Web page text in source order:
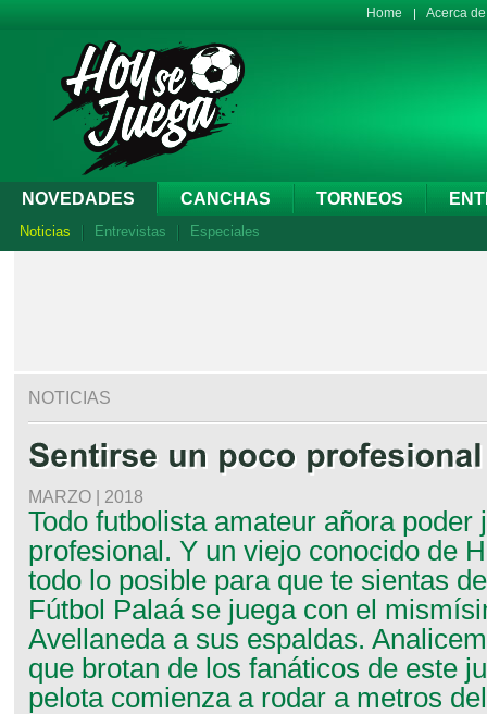
Home Acerca
NOVEDADES CANCHAS TORNEOS
Noticias Entrevistas Especiales
NOTICIAS
MARZO | 2018
Todo futbolista amateur añora poder
profesional. Y un viejo conocido de
todo lo posible para que te sientas
Fútbol Palaá se juega con el
Avellaneda a sus espaldas.
que brotan de los fanáticos de este
pelota comienza a rodar a metros